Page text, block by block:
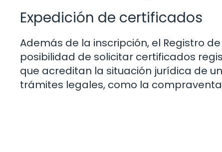
Expedición de certificados
Además de la inscripción, el Registro
posibilidad de solicitar certificados
que acreditan la situación jurídica de
trámites legales, como la